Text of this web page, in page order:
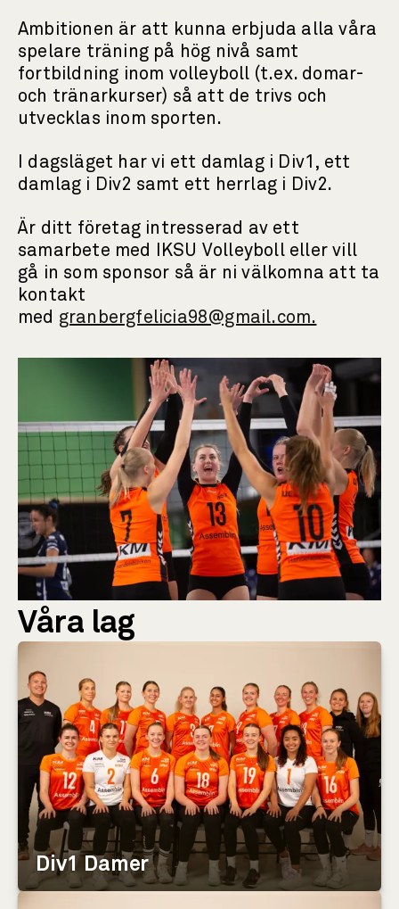
Ambitionen är att kunna erbjuda alla våra
spelare träning på hög nivå samt
fortbildning inom volleyboll (t.ex. domar-
och tränarkurser) så att de trivs och
utvecklas inom sporten.
I dagsläget har vi ett damlag i Div1, ett
damlag i Div2 samt ett herrlag i Div2.
Är ditt företag intresserad av ett
samarbete med IKSU Volleyboll eller vill
gå in som sponsor så är ni välkomna att ta
kontakt
med granbergfelicia98@gmail.com.
Våra lag
Div1 Damer